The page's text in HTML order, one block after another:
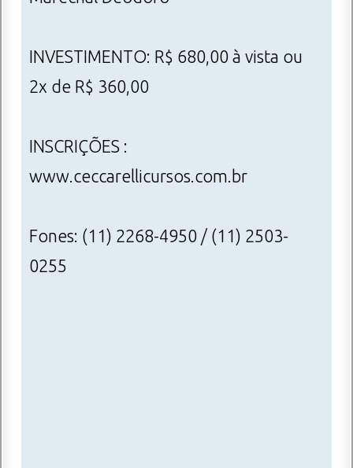
INVESTIMENTO: R$ 680,00 à vista ou
2x de R$ 360,00
INSCRIÇÕES :
www.ceccarellicursos.com.br
Fones: (11) 2268-4950 / (11) 2503-
0255